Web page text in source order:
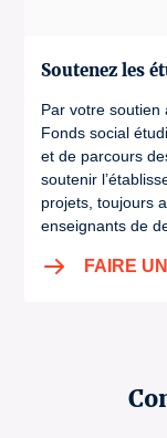
Soutenez les
Par votre soutien
Fonds social
et de parcours
soutenir
projets, toujours
enseignants de
FAIRE